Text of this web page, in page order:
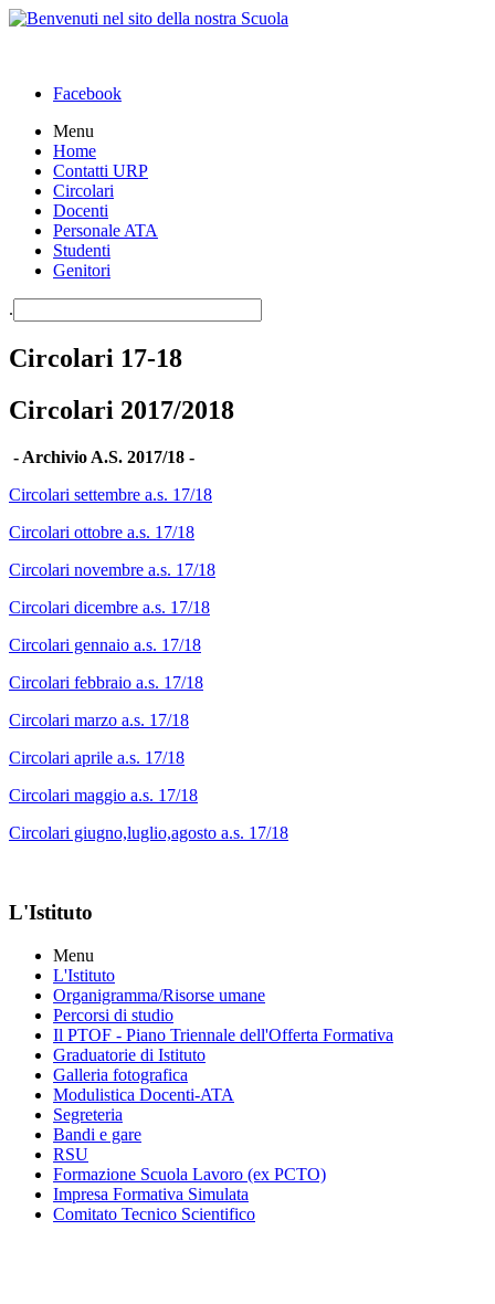
Facebook
Menu
Home
Contatti URP
Circolari
Docenti
Personale ATA
Studenti
Genitori
.
Circolari 17-18
Circolari 2017/2018
- Archivio A.S. 2017/18 -
Circolari settembre a.s. 17/18
Circolari ottobre a.s. 17/18
Circolari novembre a.s. 17/18
Circolari dicembre a.s. 17/18
Circolari gennaio a.s. 17/18
Circolari febbraio a.s. 17/18
Circolari marzo a.s. 17/18
Circolari aprile a.s. 17/18
Circolari maggio a.s. 17/18
Circolari giugno,luglio,agosto a.s. 17/18
L'Istituto
Menu
L'Istituto
Organigramma/Risorse umane
Percorsi di studio
Il PTOF - Piano Triennale dell'Offerta Formativa
Graduatorie di Istituto
Galleria fotografica
Modulistica Docenti-ATA
Segreteria
Bandi e gare
RSU
Formazione Scuola Lavoro (ex PCTO)
Impresa Formativa Simulata
Comitato Tecnico Scientifico